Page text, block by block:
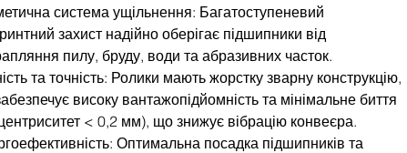
система ущільнення: Багатоступеневий
захист надійно оберігає підшипники від
пилу, бруду, води та абразивних часток.
та точність: Ролики мають жорстку зварну конструкцію,
високу вантажопідйомність та мінімальне биття
< 0,2 мм), що знижує вібрацію конвеєра.
Оптимальна посадка підшипників та